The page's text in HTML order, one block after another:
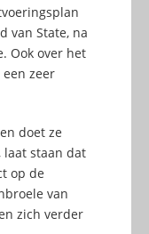
van State, na
Ook over het
een zeer
doet ze
laat staan dat
op de
van
zich verder